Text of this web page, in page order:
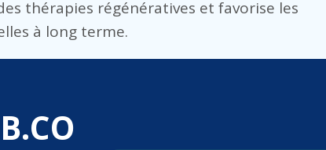
thérapies régénératives et favorise les
à long terme.